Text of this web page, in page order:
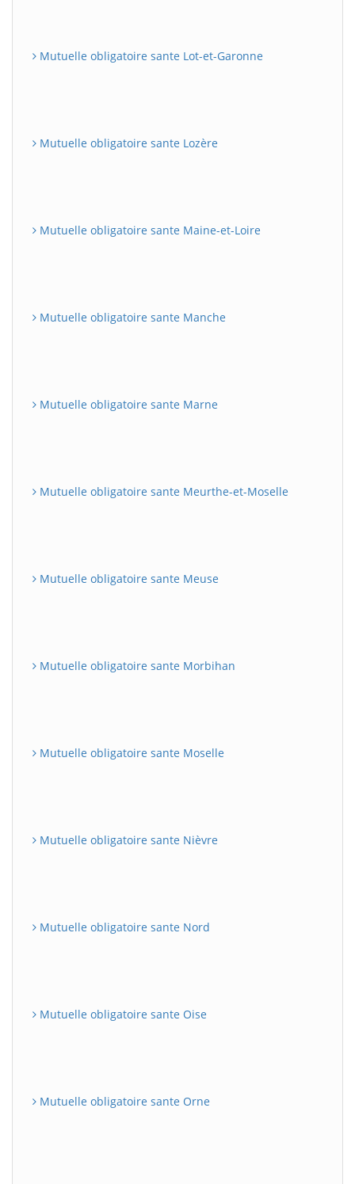
Mutuelle obligatoire sante Lot-et-Garonne
Mutuelle obligatoire sante Lozère
Mutuelle obligatoire sante Maine-et-Loire
Mutuelle obligatoire sante Manche
Mutuelle obligatoire sante Marne
Mutuelle obligatoire sante Meurthe-et-Moselle
Mutuelle obligatoire sante Meuse
Mutuelle obligatoire sante Morbihan
Mutuelle obligatoire sante Moselle
Mutuelle obligatoire sante Nièvre
Mutuelle obligatoire sante Nord
Mutuelle obligatoire sante Oise
Mutuelle obligatoire sante Orne